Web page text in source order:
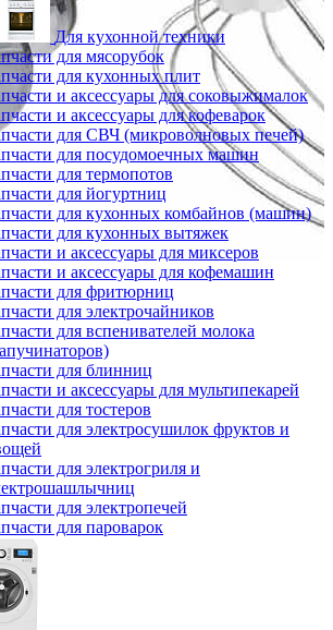
Для кухонной техники
для мясорубок
для кухонных плит
и аксессуары для соковыжималок
и аксессуары для кофеварок
для СВЧ (микроволновых печей)
для посудомоечных машин
для термопотов
для йогуртниц
для кухонных комбайнов (машин)
для кухонных вытяжек
и аксессуары для миксеров
и аксессуары для кофемашин
для фритюрниц
для электрочайников
для вспенивателей молока
для блинниц
и аксессуары для мультипекарей
для тостеров
для электросушилок фруктов и
для электрогриля и
для электропечей
для пароварок